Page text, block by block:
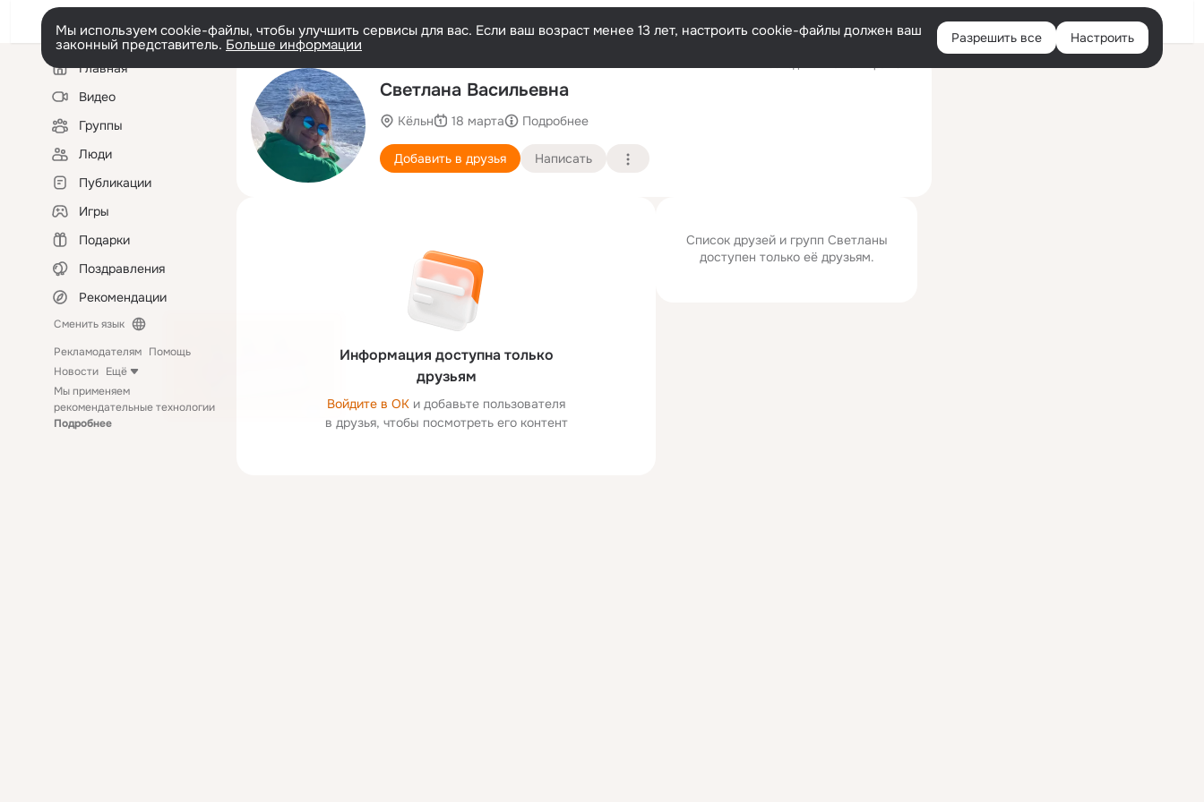
Войти
Мы используем cookie-файлы, чтобы улучшить сервисы для вас. Если ваш возраст менее 13 лет, настроить cookie-файлы должен ваш
законный представитель. Больше информации Разрешить все Настроить
Левая
колонкаГлавная
Видео
Группы
Люди
Публикации
Игры
Подарки
Поздравления
Рекомендации
Сменить язык
Рекламодателям Помощь
Новости Ещё
Мы применяем
рекомендательные технологии
Подробнее
Светлана Васильевна
Кёльн 18 марта Подробнее
Добавить в друзья Написать
Информация доступна только
друзьям
Войдите в ОК и добавьте пользователя
в друзья, чтобы посмотреть его контент
Список друзей и групп Светланы
доступен только её друзьям.